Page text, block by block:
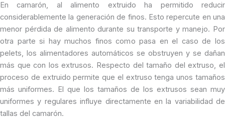
En camarón, al alimento extruido ha permitido reducir
considerablemente la generación de finos. Esto repercute en una
menor pérdida de alimento durante su transporte y manejo. Por
otra parte si hay muchos finos como pasa en el caso de los
pelets, los alimentadores automáticos se obstruyen y se dañan
más que con los extrusos. Respecto del tamaño del extruso, el
proceso de extruido permite que el extruso tenga unos tamaños
más uniformes. El que los tamaños de los extrusos sean muy
uniformes y regulares influye directamente en la variabilidad de
tallas del camarón.